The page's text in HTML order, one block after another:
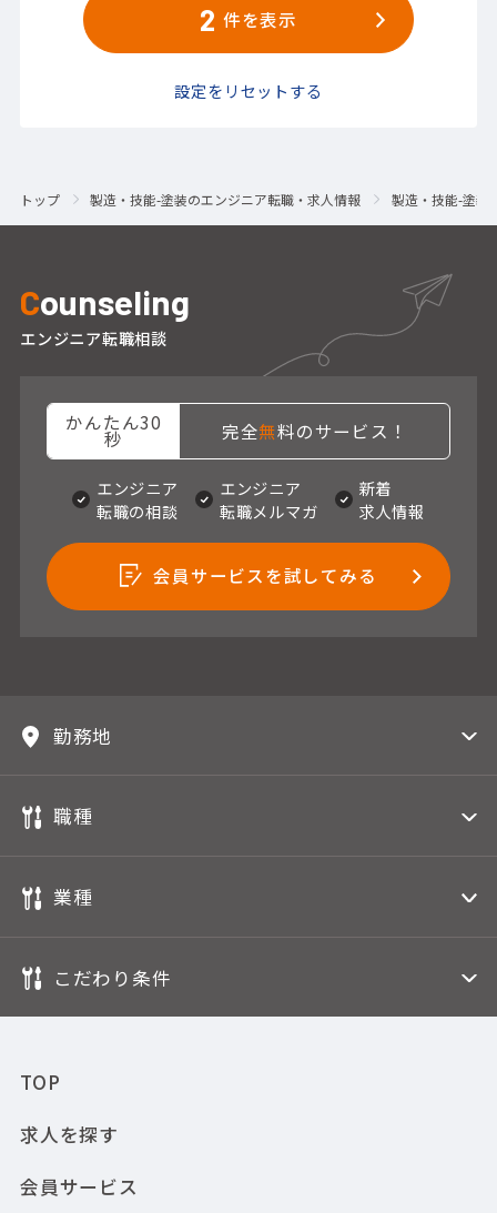
2 件を表示
設定をリセットする
トップ 製造・技能-塗装のエンジニア転職・求人情報 製造・技能-塗装
Counseling
エンジニア転職相談
かんたん30
秒 完全無料のサービス！
エンジニア
転職の相談
エンジニア
転職メルマガ
新着
求人情報
会員サービスを試してみる
勤務地
職種
業種
こだわり条件
TOP
求人を探す
会員サービス